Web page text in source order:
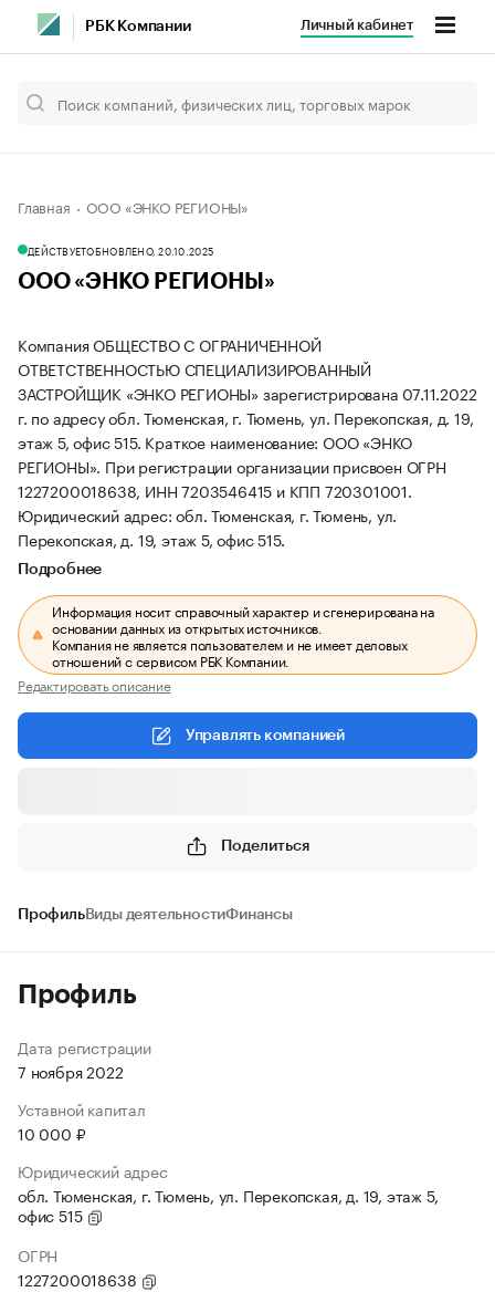
РБК Компании Личный кабинет
Главная ООО «ЭНКО РЕГИОНЫ»
ДЕЙСТВУЕТОБНОВЛЕНО, 20.10.2025
ООО «ЭНКО РЕГИОНЫ»
Компания ОБЩЕСТВО С ОГРАНИЧЕННОЙ
ОТВЕТСТВЕННОСТЬЮ СПЕЦИАЛИЗИРОВАННЫЙ
ЗАСТРОЙЩИК «ЭНКО РЕГИОНЫ» зарегистрирована 07.11.2022
г. по адресу обл. Тюменская, г. Тюмень, ул. Перекопская, д. 19,
этаж 5, офис 515. Краткое наименование: ООО «ЭНКО
РЕГИОНЫ». При регистрации организации присвоен ОГРН
1227200018638, ИНН 7203546415 и КПП 720301001.
Юридический адрес: обл. Тюменская, г. Тюмень, ул.
Перекопская, д. 19, этаж 5, офис 515.
Подробнее
Информация носит справочный характер и сгенерирована на
основании данных из открытых источников.
Компания не является пользователем и не имеет деловых
отношений с сервисом РБК Компании.
Редактировать описание
Управлять компанией
Поделиться
ПрофильВиды деятельностиФинансы
Профиль
Дата регистрации
7 ноября 2022
Уставной капитал
10 000 ₽
Юридический адрес
обл. Тюменская, г. Тюмень, ул. Перекопская, д. 19, этаж 5,
офис 515
ОГРН
1227200018638